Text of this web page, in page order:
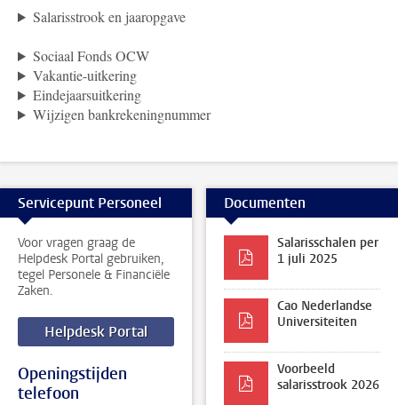
Salarisstrook en jaaropgave
Sociaal Fonds OCW
Vakantie-uitkering
Eindejaarsuitkering
Wijzigen bankrekeningnummer
Servicepunt Personeel
Voor vragen graag de
Helpdesk Portal gebruiken,
tegel Personele & Financiële
Zaken.
Helpdesk Portal
Openingstijden
telefoon
Documenten
Salarisschalen per
1 juli 2025
Cao Nederlandse
Universiteiten
Voorbeeld
salarisstrook 2026